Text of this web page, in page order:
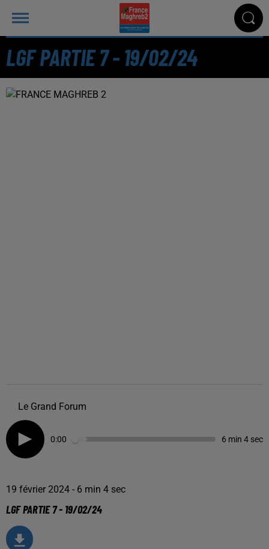
LGF PARTIE 7 - 19/02/24
Le Grand Forum
0:00 6 min 4 sec
19 février 2024 - 6 min 4 sec
LGF PARTIE 7 - 19/02/24